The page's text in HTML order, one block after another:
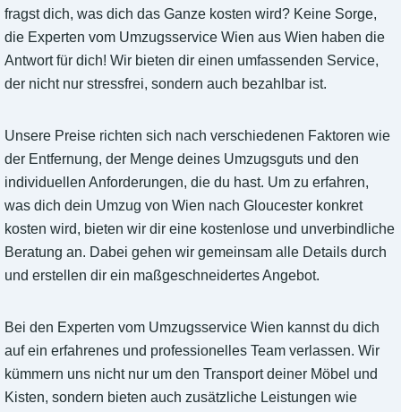
fragst dich, was dich das Ganze kosten wird? Keine Sorge,
die Experten vom Umzugsservice Wien aus Wien haben die
Antwort für dich! Wir bieten dir einen umfassenden Service,
der nicht nur stressfrei, sondern auch bezahlbar ist.
Unsere Preise richten sich nach verschiedenen Faktoren wie
der Entfernung, der Menge deines Umzugsguts und den
individuellen Anforderungen, die du hast. Um zu erfahren,
was dich dein Umzug von Wien nach Gloucester konkret
kosten wird, bieten wir dir eine kostenlose und unverbindliche
Beratung an. Dabei gehen wir gemeinsam alle Details durch
und erstellen dir ein maßgeschneidertes Angebot.
Bei den Experten vom Umzugsservice Wien kannst du dich
auf ein erfahrenes und professionelles Team verlassen. Wir
kümmern uns nicht nur um den Transport deiner Möbel und
Kisten, sondern bieten auch zusätzliche Leistungen wie